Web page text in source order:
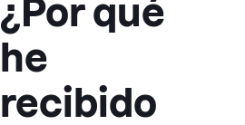
¿Por qué
he
recibido